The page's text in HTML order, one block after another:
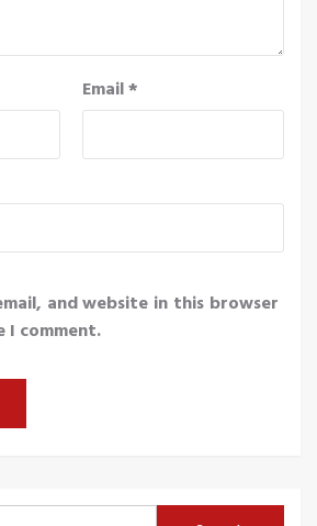
Email*
and website in this browser
comment.